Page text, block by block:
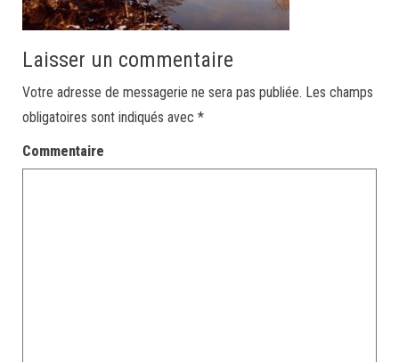
Laisser un commentaire
Votre adresse de messagerie ne sera pas publiée. Les champs
obligatoires sont indiqués avec *
Commentaire